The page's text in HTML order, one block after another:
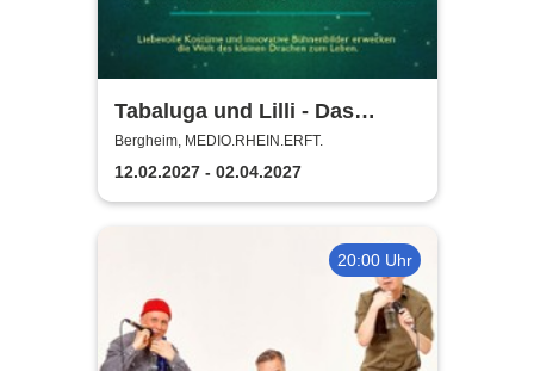
Tabaluga und Lilli - Das
drachenstarke Musical für die
ganze Familie
Bergheim, MEDIO.RHEIN.ERFT.
12.02.2027 - 02.04.2027
20:00 Uhr